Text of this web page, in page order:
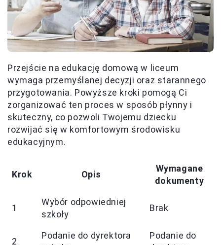
Przejście na edukację domową w liceum
wymaga przemyślanej decyzji oraz starannego
przygotowania. Powyższe kroki pomogą Ci
zorganizować ten proces w sposób płynny i
skuteczny, co pozwoli Twojemu dziecku
rozwijać się w komfortowym środowisku
edukacyjnym.
Krok Opis
Wymagane
dokumenty
1
Wybór odpowiedniej
szkoły
Brak
2
Podanie do dyrektora
Podanie do